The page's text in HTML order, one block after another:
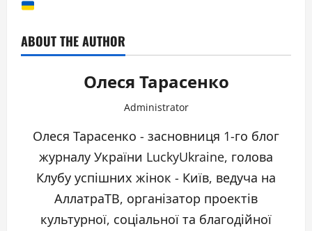
ABOUT THE AUTHOR
Олеся Тарасенко
Administrator
Олеся Тарасенко - засновниця 1-го блог
журналу України LuckyUkraine, голова
Клубу успішних жінок - Київ, ведуча на
АллатраТВ, організатор проектів
культурної, соціальної та благодійної